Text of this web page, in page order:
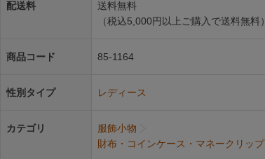
配送料
送料無料
（税込5,000円以上ご購入で送料無料）
商品コード 85-1164
性別タイプ レディース
カテゴリ
服飾小物
財布・コインケース・マネークリップ